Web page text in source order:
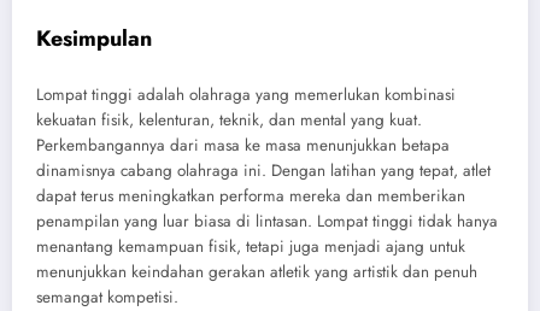
Kesimpulan
Lompat tinggi adalah olahraga yang memerlukan kombinasi
kekuatan fisik, kelenturan, teknik, dan mental yang kuat.
Perkembangannya dari masa ke masa menunjukkan betapa
dinamisnya cabang olahraga ini. Dengan latihan yang tepat, atlet
dapat terus meningkatkan performa mereka dan memberikan
penampilan yang luar biasa di lintasan. Lompat tinggi tidak hanya
menantang kemampuan fisik, tetapi juga menjadi ajang untuk
menunjukkan keindahan gerakan atletik yang artistik dan penuh
semangat kompetisi.